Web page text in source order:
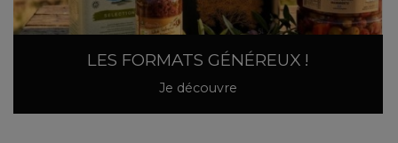
LES FORMATS GÉNÉREUX !
Je découvre